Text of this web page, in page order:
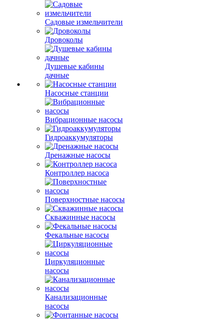
Садовые измельчители
Дровоколы
Душевые кабины
дачные
Насосные станции
Вибрационные насосы
Гидроаккумуляторы
Дренажные насосы
Контроллер насоса
Поверхностные насосы
Скважинные насосы
Фекальные насосы
Циркуляционные
насосы
Канализационные
насосы